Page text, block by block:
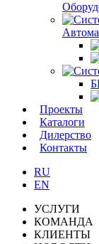
Проекты
Каталоги
Дилерство
Контакты
RU
EN
УСЛУГИ
КОМАНДА
КЛИЕНТЫ